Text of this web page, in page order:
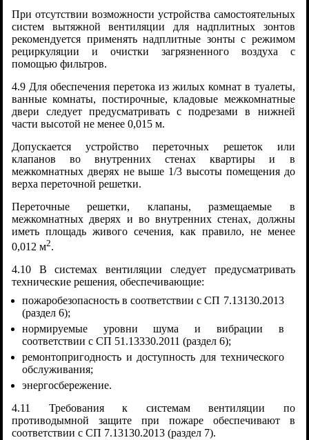
При отсутствии возможности устройства самостоятельных
систем вытяжной вентиляции для надплитных зонтов
рекомендуется применять надплитные зонты с режимом
рециркуляции и очистки загрязненного воздуха с
помощью фильтров.
4.9 Для обеспечения перетока из жилых комнат в туалеты,
ванные комнаты, постирочные, кладовые межкомнатные
двери следует предусматривать с подрезами в нижней
части высотой не менее 0,015 м.
Допускается устройство переточных решеток или
клапанов во внутренних стенах квартиры и в
межкомнатных дверях не выше 1/3 высоты помещения до
верха переточной решетки.
Переточные решетки, клапаны, размещаемые в
межкомнатных дверях и во внутренних стенах, должны
иметь площадь живого сечения, как правило, не менее
0,012 м2.
4.10 В системах вентиляции следует предусматривать
технические решения, обеспечивающие:
пожаробезопасность в соответствии с СП 7.13130.2013
(раздел 6);
нормируемые уровни шума и вибрации в
соответствии с СП 51.13330.2011 (раздел 6);
ремонтопригодность и доступность для технического
обслуживания;
энергосбережение.
4.11 Требования к системам вентиляции по
противодымной защите при пожаре обеспечивают в
соответствии с СП 7.13130.2013 (раздел 7).